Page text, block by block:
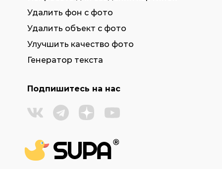
Удалить фон с фото
Удалить объект с фото
Улучшить качество фото
Генератор текста
Подпишитесь на нас